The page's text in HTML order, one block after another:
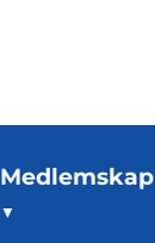
Medlemskap